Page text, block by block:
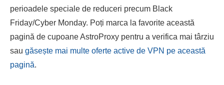
perioadele speciale de reduceri precum Black
Friday/Cyber ​​Monday. Poți marca la favorite această
pagină de cupoane AstroProxy pentru a verifica mai târziu
sau găsește mai multe oferte active de VPN pe această
pagină.